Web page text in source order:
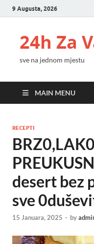
9 Augusta, 2026
24h Za
sve na jednom mjestu
MAIN MENU
RECEPTI
desert bez
sve
15 Januara, 2025 - by